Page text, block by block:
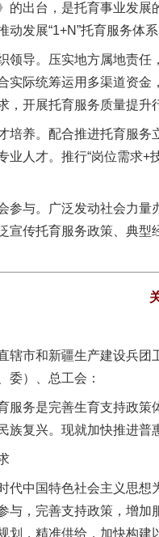
出台，是托育事业发展
动发展“1+N”托育服务体系
导。压实地方属地责任
实际统筹运用多渠道资
，开展托育服务质量提升
养。配合推进托育服务
业人才。推行“岗位需求+
与。广泛发动社会力量
宣传托育服务政策、典
辖市和新疆生产建设兵团
委）、总工会：
务是完善生育支持政策体
族复兴。现就加快推进普
中国特色社会主义思想为
与，完善支持政策，增
划，精准供给，加快构